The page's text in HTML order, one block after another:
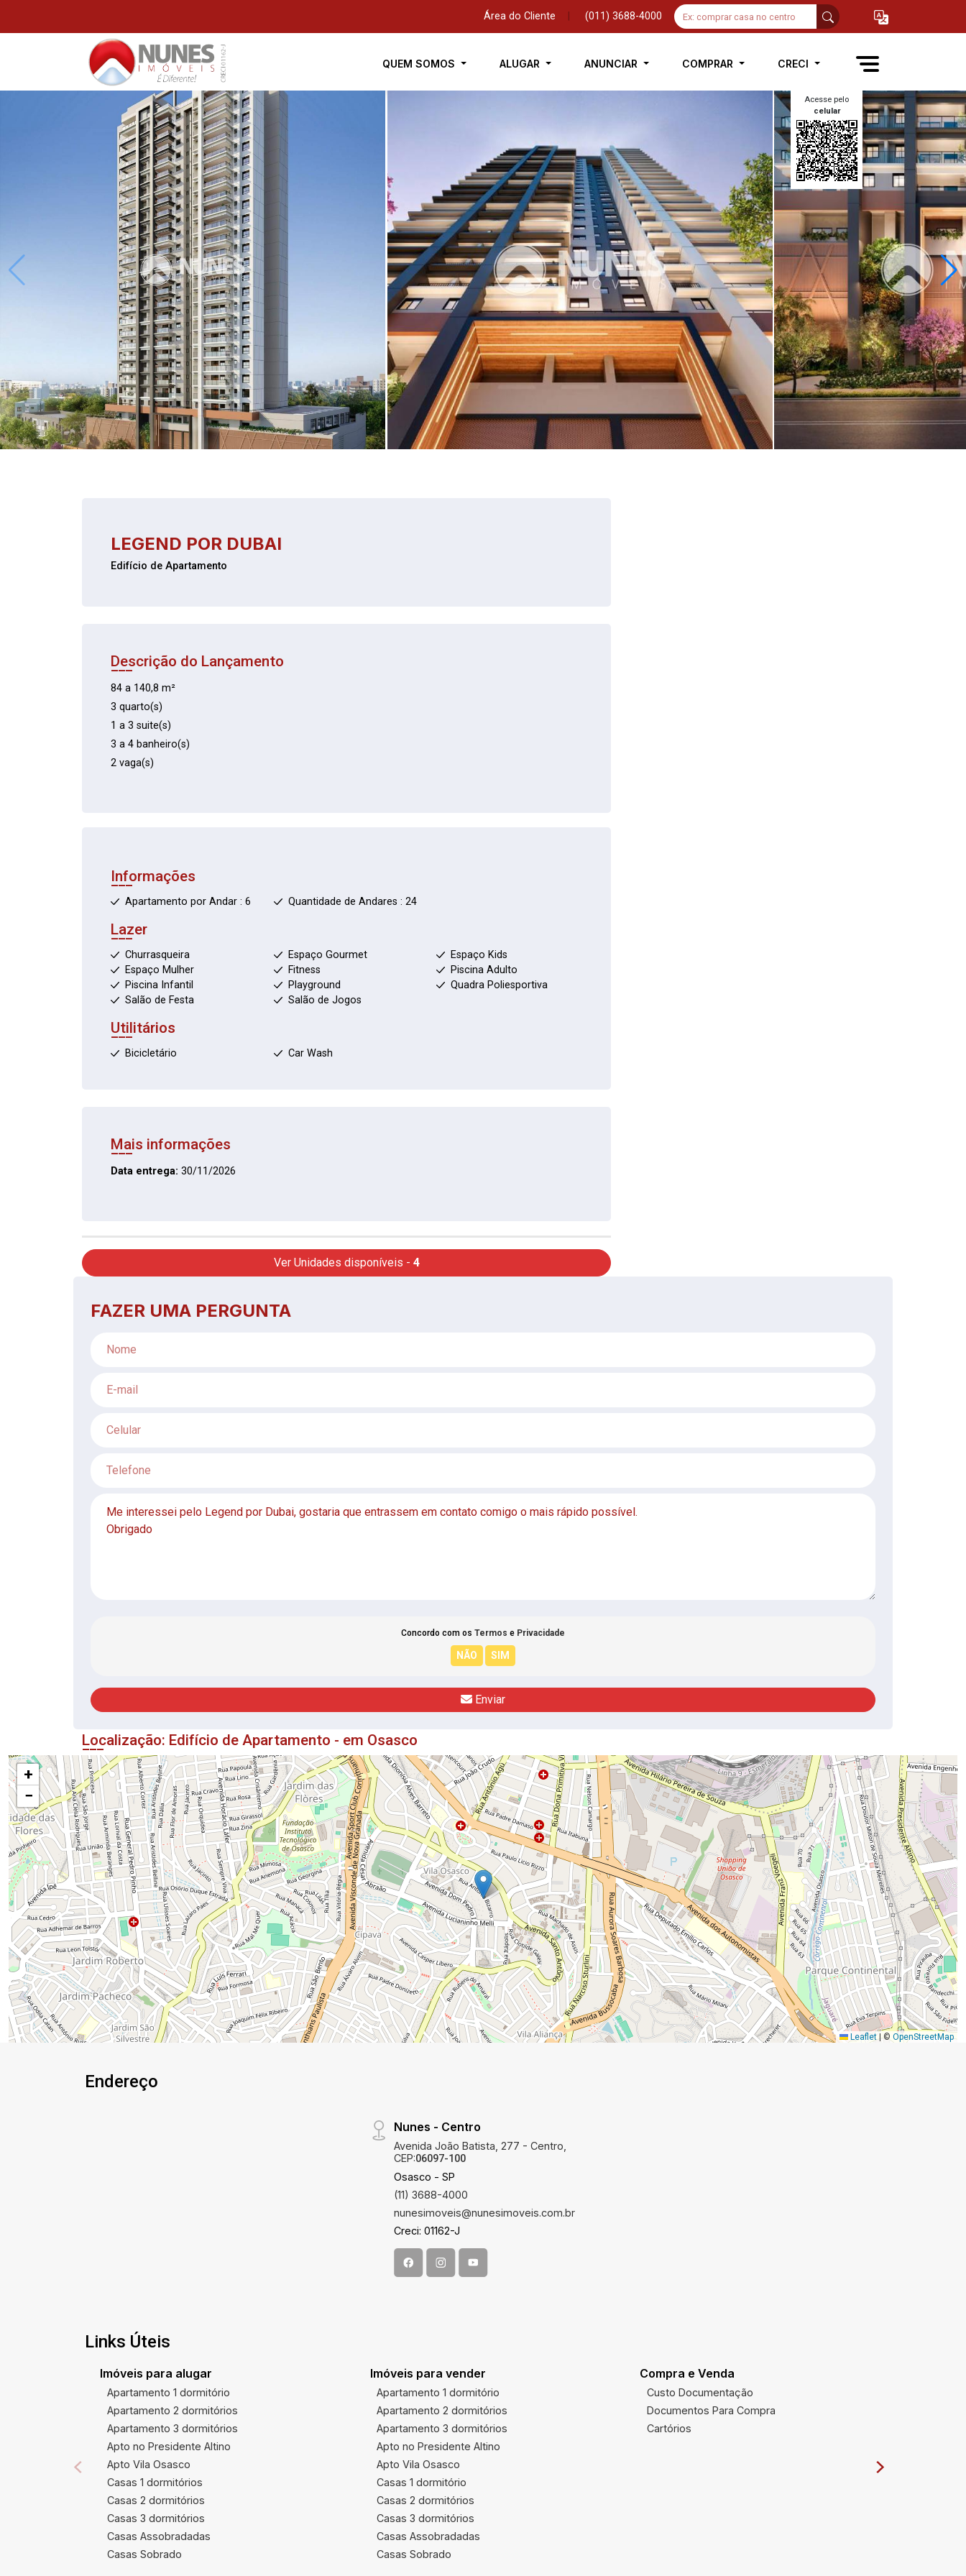
Área do Cliente (011) 3688-4000
QUEM SOMOS ALUGAR ANUNCIAR COMPRAR CRECI
Acesse pelo
celular
LEGEND POR DUBAI
Edifício de Apartamento
Descrição do Lançamento
84 a 140,8 m²
3 quarto(s)
1 a 3 suite(s)
3 a 4 banheiro(s)
2 vaga(s)
Informações
Apartamento por Andar : 6 Quantidade de Andares : 24
Lazer
Churrasqueira Espaço Gourmet
Espaço Kids
Espaço Mulher
Fitness
Piscina Adulto
Piscina Infantil
Playground
Quadra Poliesportiva
Salão de Festa
Salão de Jogos
Utilitários
Bicicletário Car Wash
Mais informações
Data entrega: 30/11/2026
Ver Unidades disponíveis - 4
FAZER UMA PERGUNTA
Concordo com os Termos e Privacidade
Enviar
Localização: Edifício de Apartamento - em Osasco
+
−
Leaflet | © OpenStreetMap
Endereço
Nunes - Centro
Avenida João Batista, 277 - Centro,
CEP:06097-100
Osasco - SP
(11) 3688-4000
nunesimoveis@nunesimoveis.com.br
Creci: 01162-J
Links Úteis
Imóveis para alugar
Apartamento 1 dormitório
Apartamento 2 dormitórios
Apartamento 3 dormitórios
Apto no Presidente Altino
Apto Vila Osasco
Casas 1 dormitórios
Casas 2 dormitórios
Casas 3 dormitórios
Casas Assobradadas
Casas Sobrado
Imóveis para vender
Apartamento 1 dormitório
Apartamento 2 dormitórios
Apartamento 3 dormitórios
Apto no Presidente Altino
Apto Vila Osasco
Casas 1 dormitório
Casas 2 dormitórios
Casas 3 dormitórios
Casas Assobradadas
Casas Sobrado
Compra e Venda
Custo Documentação
Documentos Para Compra
Cartórios